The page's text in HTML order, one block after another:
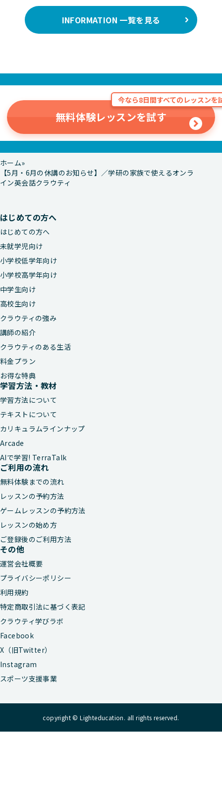
INFORMATION 一覧を見る
今なら8日間すべてのレッスンを
無料体験レッスンを試す
ホーム
【5月・6月の休講のお知らせ】／学研の家族で使えるオンラ
イン英会話クラウティ
はじめての方へ
はじめての方へ
未就学児向け
小学校低学年向け
小学校高学年向け
中学生向け
高校生向け
クラウティの強み
講師の紹介
クラウティのある生活
料金プラン
お得な特典
学習方法・教材
学習方法について
テキストについて
カリキュラムラインナップ
Arcade
AIで学習! TerraTalk
ご利用の流れ
無料体験までの流れ
レッスンの予約方法
ゲームレッスンの予約方法
レッスンの始め方
ご登録後のご利用方法
その他
運営会社概要
プライバシーポリシー
利用規約
特定商取引法に基づく表記
クラウティ学びラボ
Facebook
X（旧Twitter）
Instagram
スポーツ支援事業
copyright © Lighteducation. all rights reserved.